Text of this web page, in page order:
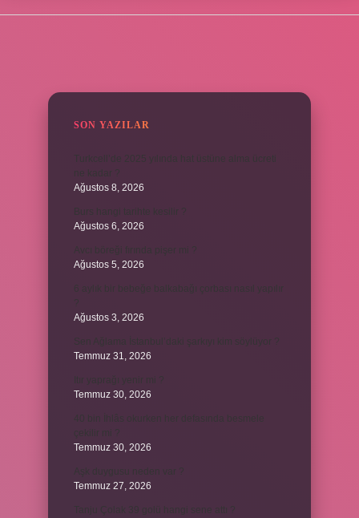
SON YAZILAR
Turkcell’de 2025 yılında hat üstüne alma ücreti
ne kadar ?
Ağustos 8, 2026
Burs hangi tarihte kesilir ?
Ağustos 6, 2026
Avcı böreği fırında pişer mi ?
Ağustos 5, 2026
6 aylık bir bebeğe balkabağı çorbası nasıl yapılır
Ağustos 3, 2026
Sen Ağlama İstanbul’daki şarkıyı kim söylüyor ?
Temmuz 31, 2026
Itır yaprağı yenir mi ?
Temmuz 30, 2026
40 bin İhlâs okurken her defasında besmele
Temmuz 30, 2026
Temmuz 27, 2026